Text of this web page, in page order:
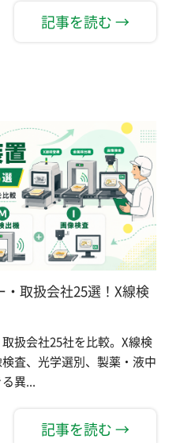
記事を読む →
取扱会社25選！X線検
扱会社25社を比較。X線検
査、光学選別、製薬・液中
異...
記事を読む →